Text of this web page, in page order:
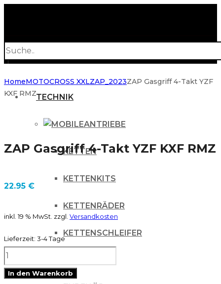
search
TECHNIK
ANTRIEBE
KETTEN
KETTENKITS
KETTENRÄDER
KETTENSCHLEIFER
HomeMOTOCROSS XXLZAP_2023ZAP Gasgriff 4-Takt YZF
KXF RMZ
ZAP Gasgriff 4-Takt YZF KXF RMZ
22.95 €
inkl. 19 % MwSt. zzgl. Versandkosten
Lieferzeit: 3-4 Tage
ZAP
Gasgriff
In den Warenkorb